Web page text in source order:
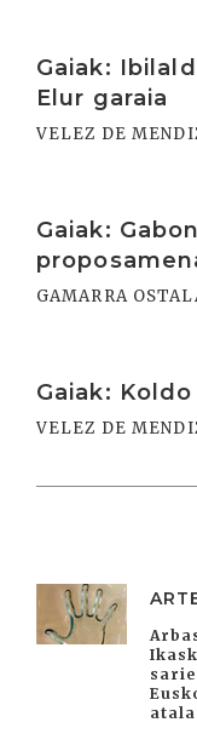
Gaiak:
Elur garaia
VELEZ DE
Gaiak:
GAMARRA
Gaiak:
VELEZ DE